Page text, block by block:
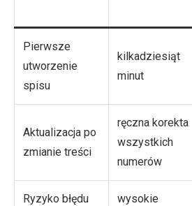
Pierwsze
utworzenie
spisu
kilkadziesiąt
minut
Aktualizacja po
zmianie treści
ręczna korekta
wszystkich
numerów
Ryzyko błędu wysokie